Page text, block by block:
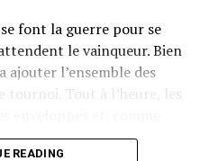
font la guerre pour se
le vainqueur. Bien
ajouter l’ensemble des
Tout à l’heure, les
à son comble.
READING